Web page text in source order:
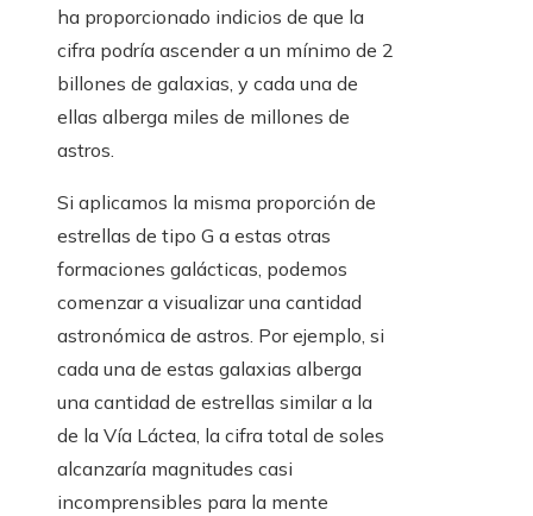
ha proporcionado indicios de que la
cifra podría ascender a un mínimo de 2
billones de galaxias, y cada una de
ellas alberga miles de millones de
astros.
Si aplicamos la misma proporción de
estrellas de tipo G a estas otras
formaciones galácticas, podemos
comenzar a visualizar una cantidad
astronómica de astros. Por ejemplo, si
cada una de estas galaxias alberga
una cantidad de estrellas similar a la
de la Vía Láctea, la cifra total de soles
alcanzaría magnitudes casi
incomprensibles para la mente